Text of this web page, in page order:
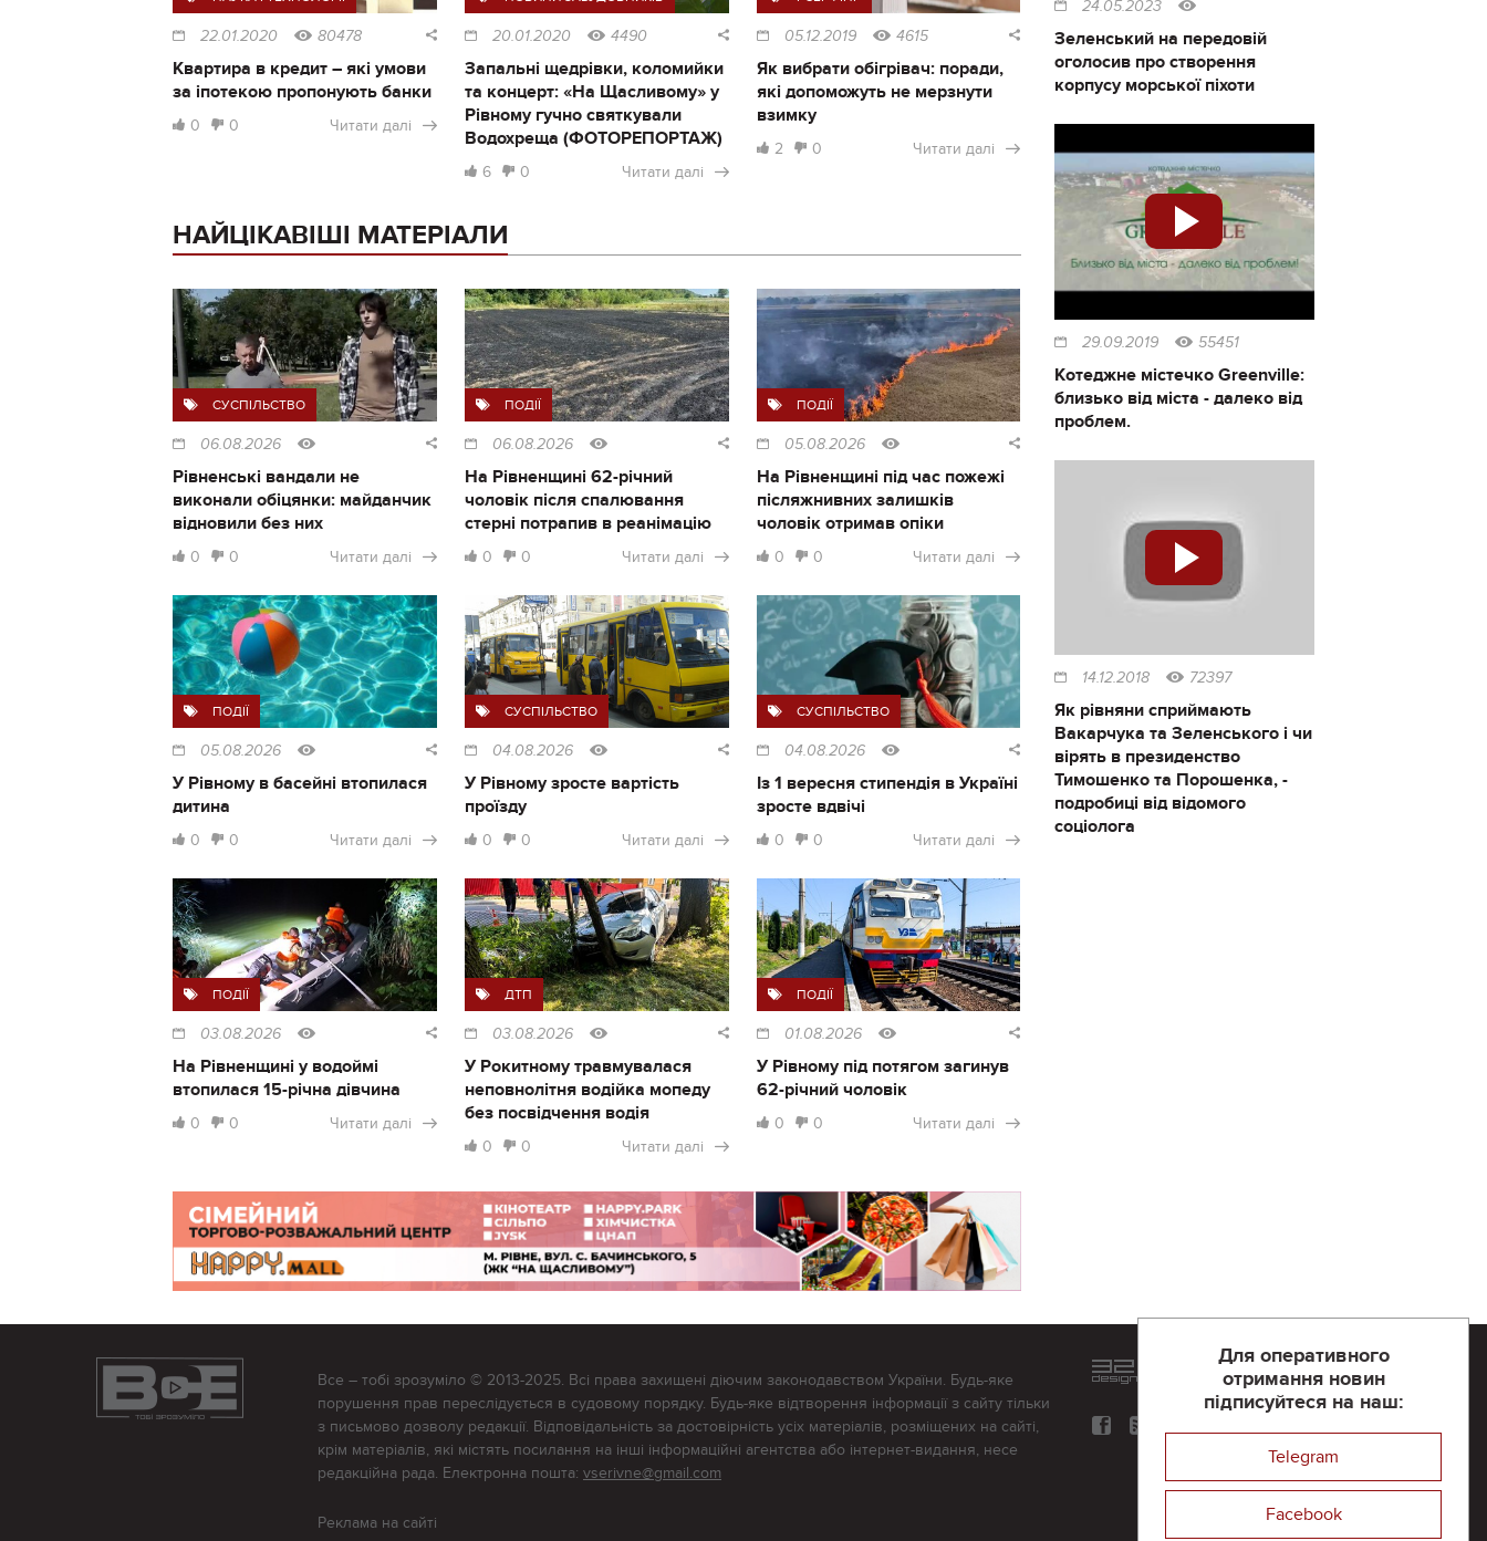
22.01.2020 80478
Квартира в кредит – які умови
за іпотекою пропонують банки
0 0 Читати далі
20.01.2020 4490
Запальні щедрівки, коломийки
та концерт: «На Щасливому» у
Рівному гучно святкували
Водохреща (ФОТОРЕПОРТАЖ)
6 0 Читати далі
05.12.2019 4615
Як вибрати обігрівач: поради,
які допоможуть не мерзнути
взимку
2 0 Читати далі
НАЙЦІКАВІШІ МАТЕРІАЛИ
СУСПІЛЬСТВО
06.08.2026
Рівненські вандали не
виконали обіцянки: майданчик
відновили без них
0 0 Читати далі
ПОДІЇ
06.08.2026
На Рівненщині 62-річний
чоловік після спалювання
стерні потрапив в реанімацію
0 0 Читати далі
ПОДІЇ
05.08.2026
На Рівненщині під час пожежі
післяжнивних залишків
чоловік отримав опіки
0 0 Читати далі
ПОДІЇ
05.08.2026
У Рівному в басейні втопилася
дитина
0 0 Читати далі
СУСПІЛЬСТВО
04.08.2026
У Рівному зросте вартість
проїзду
0 0 Читати далі
СУСПІЛЬСТВО
04.08.2026
Із 1 вересня стипендія в Україні
зросте вдвічі
0 0 Читати далі
ПОДІЇ
03.08.2026
На Рівненщині у водоймі
втопилася 15-річна дівчина
0 0 Читати далі
ДТП
03.08.2026
У Рокитному травмувалася
неповнолітня водійка мопеду
без посвідчення водія
0 0 Читати далі
ПОДІЇ
01.08.2026
У Рівному під потягом загинув
62-річний чоловік
0 0 Читати далі
24.05.2023
Зеленський на передовій
оголосив про створення
корпусу морської піхоти
29.09.2019 55451
Котеджне містечко Greenville:
близько від міста - далеко від
проблем.
14.12.2018 72397
Як рівняни сприймають
Вакарчука та Зеленського і чи
вірять в президенство
Тимошенко та Порошенка, -
подробиці від відомого
соціолога
Для оперативного
отримання новин
підписуйтеся на наш:
Telegram
Facebook
Все – тобі зрозуміло © 2013-2025. Всі права захищені діючим законодавством України. Будь-яке
порушення прав переслідується в судовому порядку. Будь-яке відтворення інформації з сайту тільки
з письмово дозволу редакції. Відповідальність за достовірність усіх матеріалів, розміщених на сайті,
крім матеріалів, які містять посилання на інші інформаційні агентства або інтернет-видання, несе
редакційна рада. Електронна пошта: vserivne@gmail.com
Реклама на сайті
Розроблений та підтримується
компанії 32х32